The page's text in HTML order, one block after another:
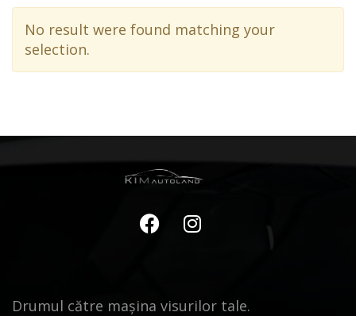
No result were found matching your
selection.
Drumul către mașina visurilor tale.